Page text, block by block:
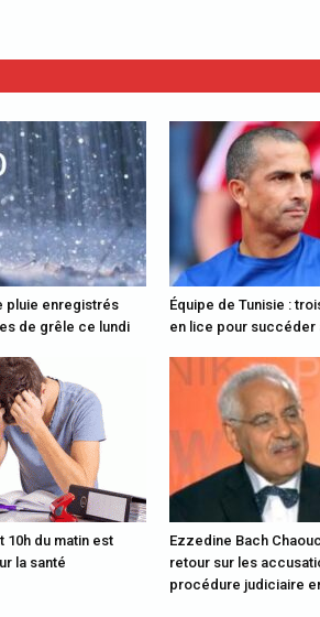
pluie enregistrés
de grêle ce lundi
Équipe de Tunisie :
en lice pour succéder
10h du matin est
la santé
Ezzedine Bach
retour sur les
procédure judiciaire